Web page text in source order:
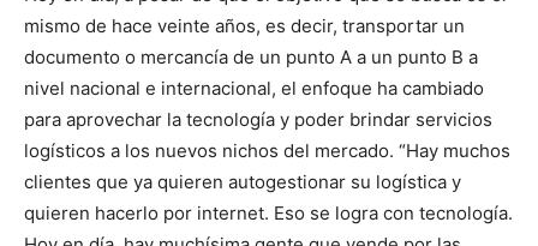
mismo de hace veinte años, es decir, transportar un
documento o mercancía de un punto A a un punto B a
nivel nacional e internacional, el enfoque ha cambiado
para aprovechar la tecnología y poder brindar servicios
logísticos a los nuevos nichos del mercado. “Hay muchos
clientes que ya quieren autogestionar su logística y
quieren hacerlo por internet. Eso se logra con tecnología.